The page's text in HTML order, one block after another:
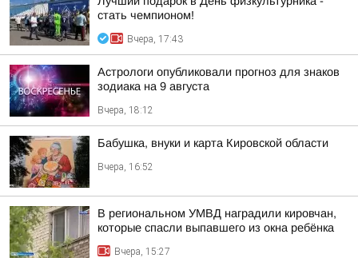
стать чемпионом!
Вчера, 17:43
Астрологи опубликовали прогноз для знаков
зодиака на 9 августа
Вчера, 18:12
Бабушка, внуки и карта Кировской области
Вчера, 16:52
В региональном УМВД наградили кировчан,
которые спасли выпавшего из окна ребёнка
Вчера, 15:27